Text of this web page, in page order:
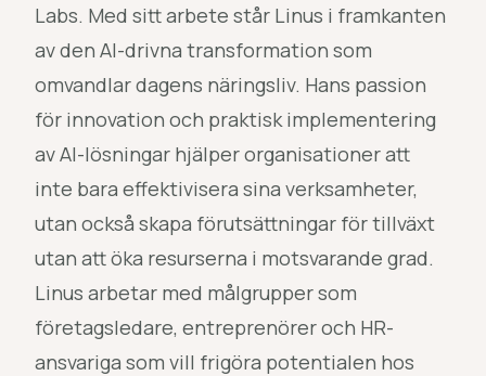
Labs. Med sitt arbete står Linus i framkanten
av den AI-drivna transformation som
omvandlar dagens näringsliv. Hans passion
för innovation och praktisk implementering
av AI-lösningar hjälper organisationer att
inte bara effektivisera sina verksamheter,
utan också skapa förutsättningar för tillväxt
utan att öka resurserna i motsvarande grad.
Linus arbetar med målgrupper som
företagsledare, entreprenörer och HR-
ansvariga som vill frigöra potentialen hos